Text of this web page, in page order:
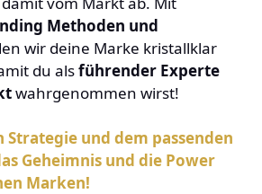
Methoden und
wir deine Marke kristallklar
du alsführender Experte
wahrgenommen wirst!
und dem passenden
Geheimnis und die Power
Marken!